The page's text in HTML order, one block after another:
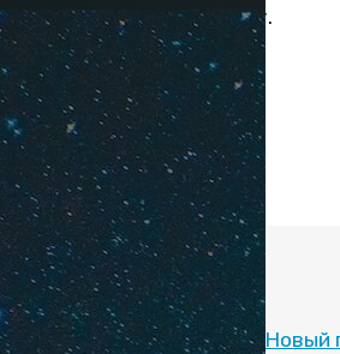
благосклонной к человеку.
Содержание:
Как встречают Новый